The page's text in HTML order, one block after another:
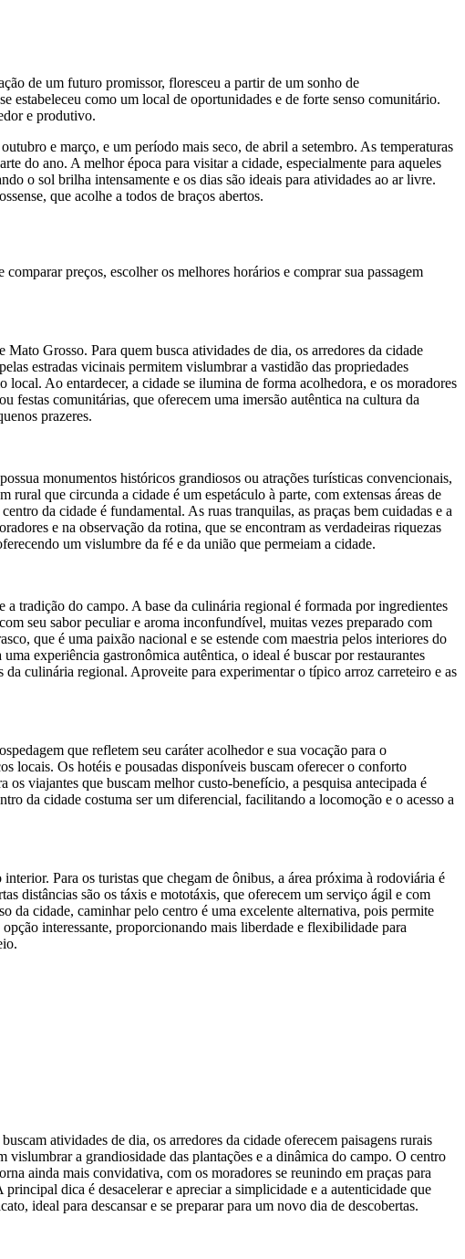
de um futuro promissor, floresceu a partir de um sonho de
estabeleceu como um local de oportunidades e de forte senso comunitário.
e produtivo.
e março, e um período mais seco, de abril a setembro. As temperaturas
do ano. A melhor época para visitar a cidade, especialmente para aqueles
o sol brilha intensamente e os dias são ideais para atividades ao ar livre.
que acolhe a todos de braços abertos.
preços, escolher os melhores horários e comprar sua passagem
Grosso. Para quem busca atividades de dia, os arredores da cidade
estradas vicinais permitem vislumbrar a vastidão das propriedades
Ao entardecer, a cidade se ilumina de forma acolhedora, e os moradores
festas comunitárias, que oferecem uma imersão autêntica na cultura da
prazeres.
monumentos históricos grandiosos ou atrações turísticas convencionais,
rural que circunda a cidade é um espetáculo à parte, com extensas áreas de
da cidade é fundamental. As ruas tranquilas, as praças bem cuidadas e a
e na observação da rotina, que se encontram as verdadeiras riquezas
um vislumbre da fé e da união que permeiam a cidade.
tradição do campo. A base da culinária regional é formada por ingredientes
seu sabor peculiar e aroma inconfundível, muitas vezes preparado com
que é uma paixão nacional e se estende com maestria pelos interiores do
experiência gastronômica autêntica, o ideal é buscar por restaurantes
da culinária regional. Aproveite para experimentar o típico arroz carreteiro e as
que refletem seu caráter acolhedor e sua vocação para o
locais. Os hotéis e pousadas disponíveis buscam oferecer o conforto
viajantes que buscam melhor custo-benefício, a pesquisa antecipada é
da cidade costuma ser um diferencial, facilitando a locomoção e o acesso a
Para os turistas que chegam de ônibus, a área próxima à rodoviária é
distâncias são os táxis e mototáxis, que oferecem um serviço ágil e com
da cidade, caminhar pelo centro é uma excelente alternativa, pois permite
interessante, proporcionando mais liberdade e flexibilidade para
atividades de dia, os arredores da cidade oferecem paisagens rurais
vislumbrar a grandiosidade das plantações e a dinâmica do campo. O centro
ainda mais convidativa, com os moradores se reunindo em praças para
dica é desacelerar e apreciar a simplicidade e a autenticidade que
ideal para descansar e se preparar para um novo dia de descobertas.